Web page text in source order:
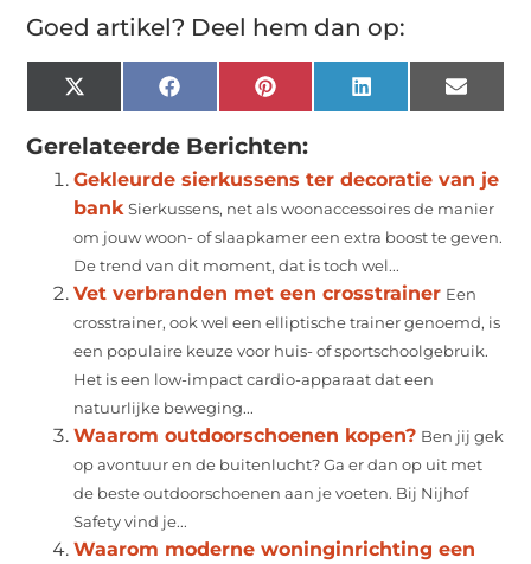
Goed artikel? Deel hem dan op:
X
(Twitter)
Facebook Pinterest LinkedIn Email
Gerelateerde Berichten:
Gekleurde sierkussens ter decoratie van je
bank Sierkussens, net als woonaccessoires de manier
om jouw woon- of slaapkamer een extra boost te geven.
De trend van dit moment, dat is toch wel...
Vet verbranden met een crosstrainer Een
crosstrainer, ook wel een elliptische trainer genoemd, is
een populaire keuze voor huis- of sportschoolgebruik.
Het is een low-impact cardio-apparaat dat een
natuurlijke beweging...
Waarom outdoorschoenen kopen? Ben jij gek
op avontuur en de buitenlucht? Ga er dan op uit met
de beste outdoorschoenen aan je voeten. Bij Nijhof
Safety vind je...
Waarom moderne woninginrichting een